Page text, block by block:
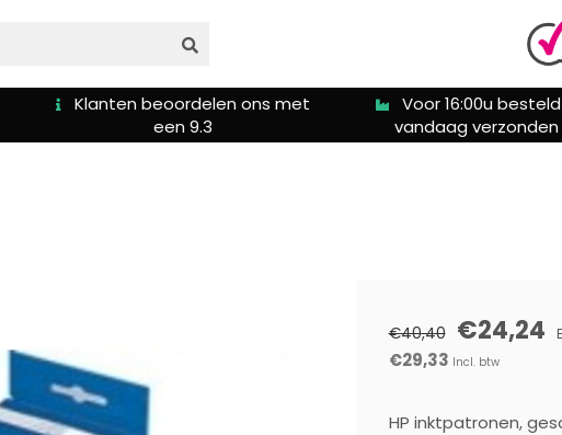
Klanten beoordelen ons met
een 9.3
Voor 16:00u
vandaag verzonden
€40,40 €24,24
€29,33 Incl. btw
HP inktpatronen,